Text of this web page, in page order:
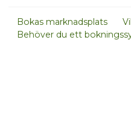
Bokas marknadsplats
Behöver du ett